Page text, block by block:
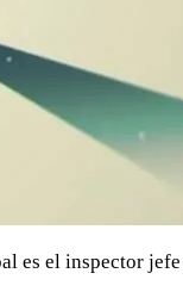
el inspector